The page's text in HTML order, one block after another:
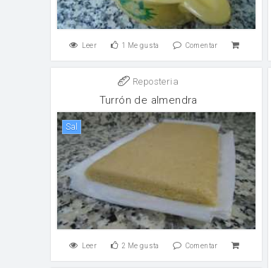
Leer 1 Me gusta Comentar
Reposteria
Turrón de almendra
sal
Leer 2 Me gusta Comentar